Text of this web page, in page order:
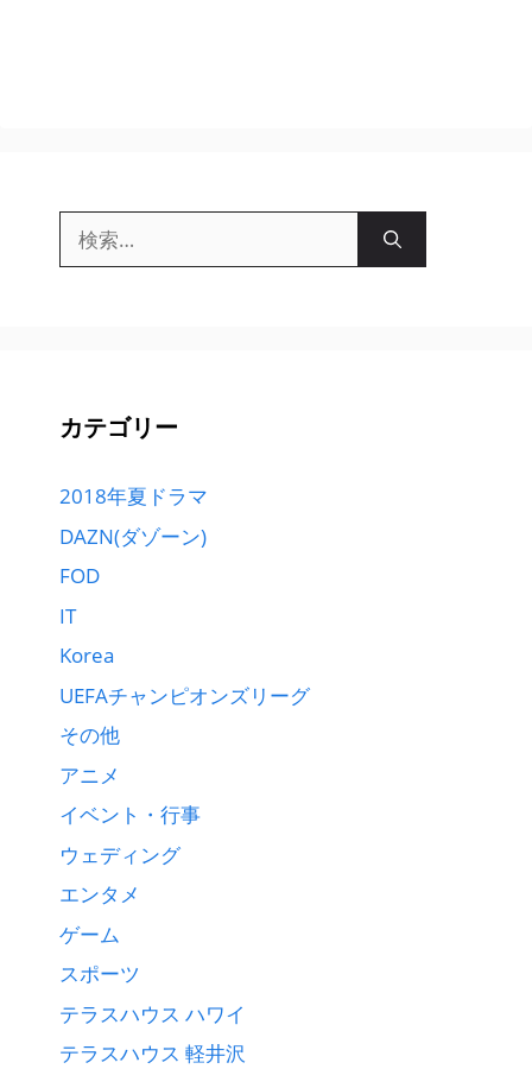
索:
カテゴリー
2018年夏ドラマ
DAZN(ダゾーン)
FOD
IT
Korea
UEFAチャンピオンズリーグ
その他
アニメ
イベント・行事
ウェディング
エンタメ
ゲーム
スポーツ
テラスハウス ハワイ
テラスハウス 軽井沢